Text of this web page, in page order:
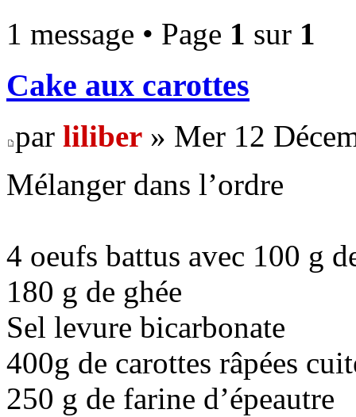
1 message • Page 1 sur 1
Cake aux carottes
par liliber » Mer 12
Mélanger dans l’ordre
4 oeufs battus avec 100 g
180 g de ghée
Sel levure bicarbonate
400g de carottes râpées
250 g de farine d’épeautre